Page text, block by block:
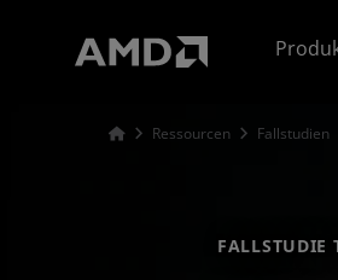
Ressourcen Fallstudien
FALLSTUDIE